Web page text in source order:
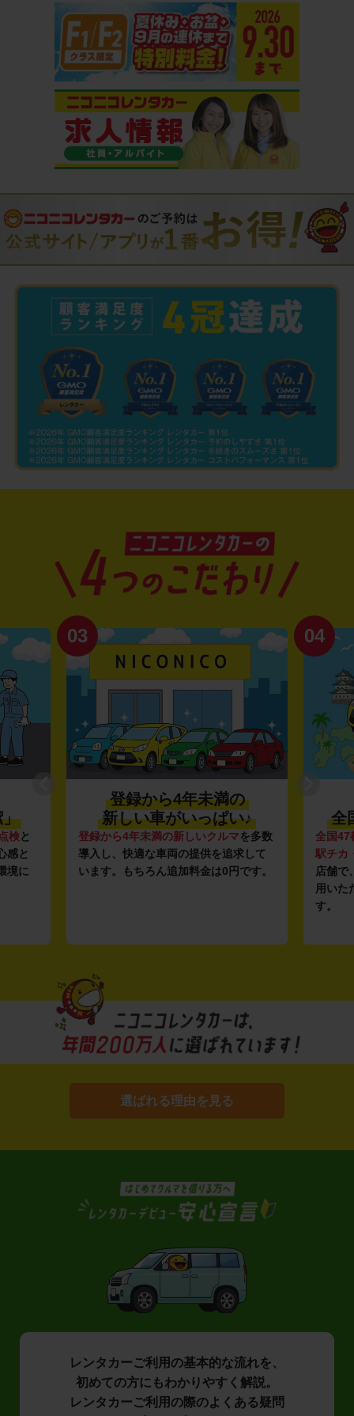
」
検と
感と
境に
03
登録から4年未満の
新しい車がいっぱい♪
登録から4年未満の新しいクルマを多数
導入し、快適な車両の提供を追求して
います。もちろん追加料金は0円です。
04
全
全国47
駅チカ
店舗で
用いた
す。
選ばれる理由を見る
レンタカーご利用の基本的な流れを、
初めての方にもわかりやすく解説。
レンタカーご利用の際のよくある疑問